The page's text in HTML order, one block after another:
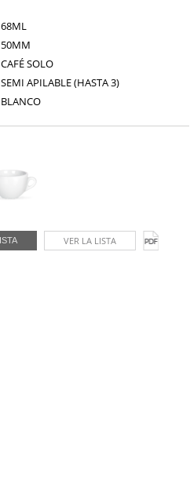
68ML
50MM
CAFÉ SOLO
SEMI APILABLE (HASTA 3)
BLANCO
VER LA LISTA